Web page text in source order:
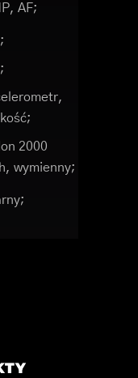
AF;
2000
wymienny;